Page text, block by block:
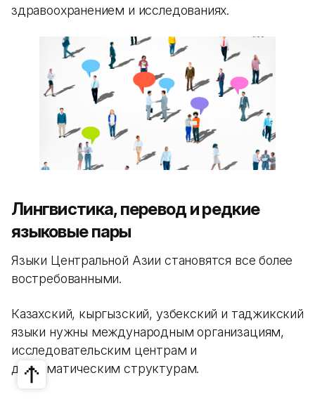
здравоохранением и исследованиях.
Лингвистика, перевод и редкие
языковые пары
Языки Центральной Азии становятся все более
востребованными.
Казахский, кыргызский, узбекский и таджикский
языки нужны международным организациям,
исследовательским центрам и
дипломатическим структурам.